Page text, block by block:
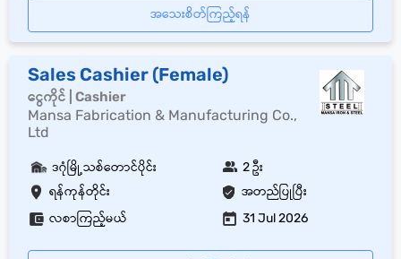
အသေးစိတ်ကြည့်ရန်
Sales Cashier (Female)
ငွေကိုင် | Cashier
Mansa Fabrication & Manufacturing Co.,
Ltd
ရန်ကုန်တိုင်း အတည်ပြုပြီး
ဒဂုံမြို့သစ်တောင်ပိုင်း 2 ဦး
လစာကြည့်မယ် 31 Jul 2026